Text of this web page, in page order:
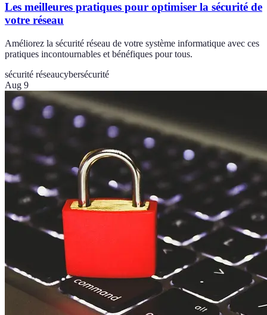
Les meilleures pratiques pour optimiser la sécurité de
votre réseau
Améliorez la sécurité réseau de votre système informatique avec ces
pratiques incontournables et bénéfiques pour tous.
sécurité réseaucybersécurité
Aug 9